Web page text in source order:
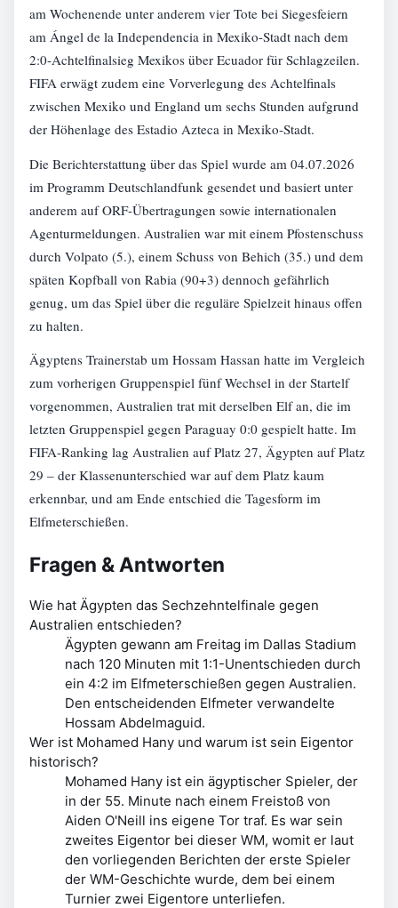
am Wochenende unter anderem vier Tote bei Siegesfeiern
am Ángel de la Independencia in Mexiko-Stadt nach dem
2:0-Achtelfinalsieg Mexikos über Ecuador für Schlagzeilen.
FIFA erwägt zudem eine Vorverlegung des Achtelfinals
zwischen Mexiko und England um sechs Stunden aufgrund
der Höhenlage des Estadio Azteca in Mexiko-Stadt.
Die Berichterstattung über das Spiel wurde am 04.07.2026
im Programm Deutschlandfunk gesendet und basiert unter
anderem auf ORF-Übertragungen sowie internationalen
Agenturmeldungen. Australien war mit einem Pfostenschuss
durch Volpato (5.), einem Schuss von Behich (35.) und dem
späten Kopfball von Rabia (90+3) dennoch gefährlich
genug, um das Spiel über die reguläre Spielzeit hinaus offen
zu halten.
Ägyptens Trainerstab um Hossam Hassan hatte im Vergleich
zum vorherigen Gruppenspiel fünf Wechsel in der Startelf
vorgenommen, Australien trat mit derselben Elf an, die im
letzten Gruppenspiel gegen Paraguay 0:0 gespielt hatte. Im
FIFA-Ranking lag Australien auf Platz 27, Ägypten auf Platz
29 – der Klassenunterschied war auf dem Platz kaum
erkennbar, und am Ende entschied die Tagesform im
Elfmeterschießen.
Fragen & Antworten
Wie hat Ägypten das Sechzehntelfinale gegen
Australien entschieden?
Ägypten gewann am Freitag im Dallas Stadium
nach 120 Minuten mit 1:1-Unentschieden durch
ein 4:2 im Elfmeterschießen gegen Australien.
Den entscheidenden Elfmeter verwandelte
Hossam Abdelmaguid.
Wer ist Mohamed Hany und warum ist sein Eigentor
historisch?
Mohamed Hany ist ein ägyptischer Spieler, der
in der 55. Minute nach einem Freistoß von
Aiden O'Neill ins eigene Tor traf. Es war sein
zweites Eigentor bei dieser WM, womit er laut
den vorliegenden Berichten der erste Spieler
der WM-Geschichte wurde, dem bei einem
Turnier zwei Eigentore unterliefen.